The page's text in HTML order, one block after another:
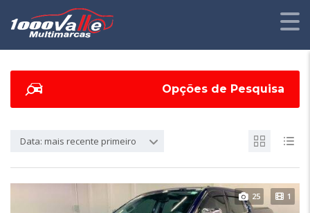
Opções de Pesquisa
Data: mais recente primeiro
25 1